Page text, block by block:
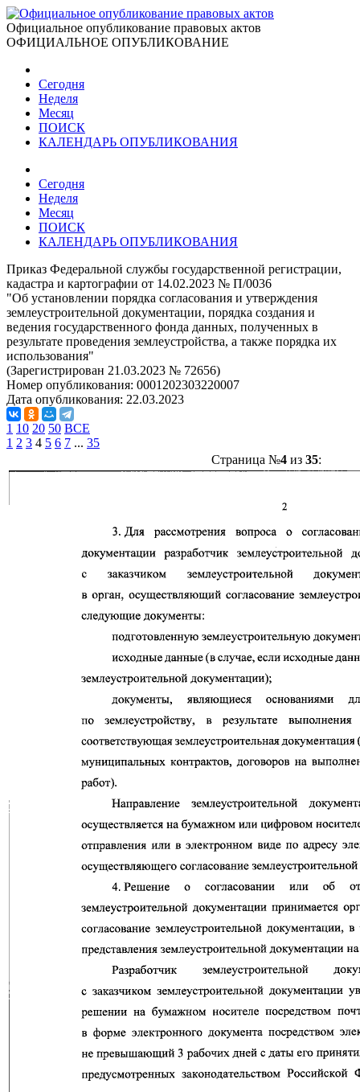
Официальное опубликование правовых актов
ОФИЦИАЛЬНОЕ ОПУБЛИКОВАНИЕ
Сегодня
Неделя
Месяц
ПОИСК
КАЛЕНДАРЬ ОПУБЛИКОВАНИЯ
Сегодня
Неделя
Месяц
ПОИСК
КАЛЕНДАРЬ ОПУБЛИКОВАНИЯ
Приказ Федеральной службы государственной регистрации,
кадастра и картографии от 14.02.2023 № П/0036
"Об установлении порядка согласования и утверждения
землеустроительной документации, порядка создания и
ведения государственного фонда данных, полученных в
результате проведения землеустройства, а также порядка их
использования"
(Зарегистрирован 21.03.2023 № 72656)
Номер опубликования: 0001202303220007
Дата опубликования: 22.03.2023
1 10 20 50 ВСЕ
1 2 3 4 5 6 7 ... 35
Страница №4из 35: